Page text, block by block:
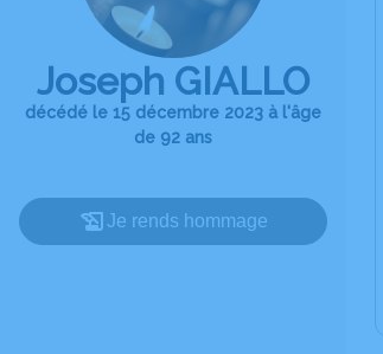
Joseph GIALLO
décédé le 15 décembre 2023 à l'âge
de 92 ans
Je rends hommage